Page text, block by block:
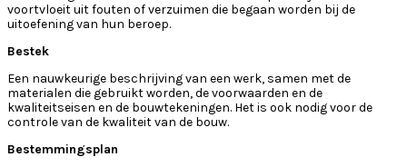
voortvloeit uit fouten of verzuimen die begaan worden bij de
uitoefening van hun beroep.
Bestek
Een nauwkeurige beschrijving van een werk, samen met de
materialen die gebruikt worden, de voorwaarden en de
kwaliteitseisen en de bouwtekeningen. Het is ook nodig voor de
controle van de kwaliteit van de bouw.
Bestemmingsplan